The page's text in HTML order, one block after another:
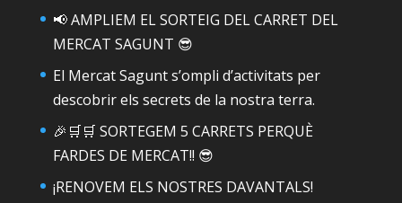
📢 AMPLIEM EL SORTEIG DEL CARRET DEL
MERCAT SAGUNT 😎
El Mercat Sagunt s’ompli d’activitats per
descobrir els secrets de la nostra terra.
🎉🛒🛒 SORTEGEM 5 CARRETS PERQUÈ
FARDES DE MERCAT!! 😎
¡RENOVEM ELS NOSTRES DAVANTALS!